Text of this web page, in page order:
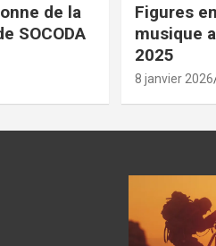
de la
SOCODA
Figures
musique
2025
8 janvier 2026